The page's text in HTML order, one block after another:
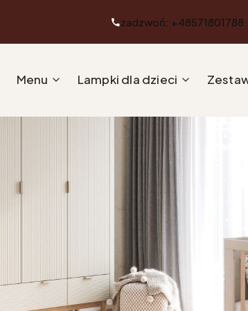
zadzwoń: +48571801788
Menu Lampki dla dzieci